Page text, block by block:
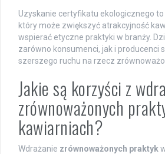
Uzyskanie certyfikatu ekologicznego
który może zwiększyć atrakcyjność
wspierać etyczne praktyki w branży.
zarówno konsumenci, jak i producenci
szerszego ruchu na rzecz
Jakie są korzyści z
zrównoważonych
kawiarniach?
Wdrażanie zrównoważonych praktyk